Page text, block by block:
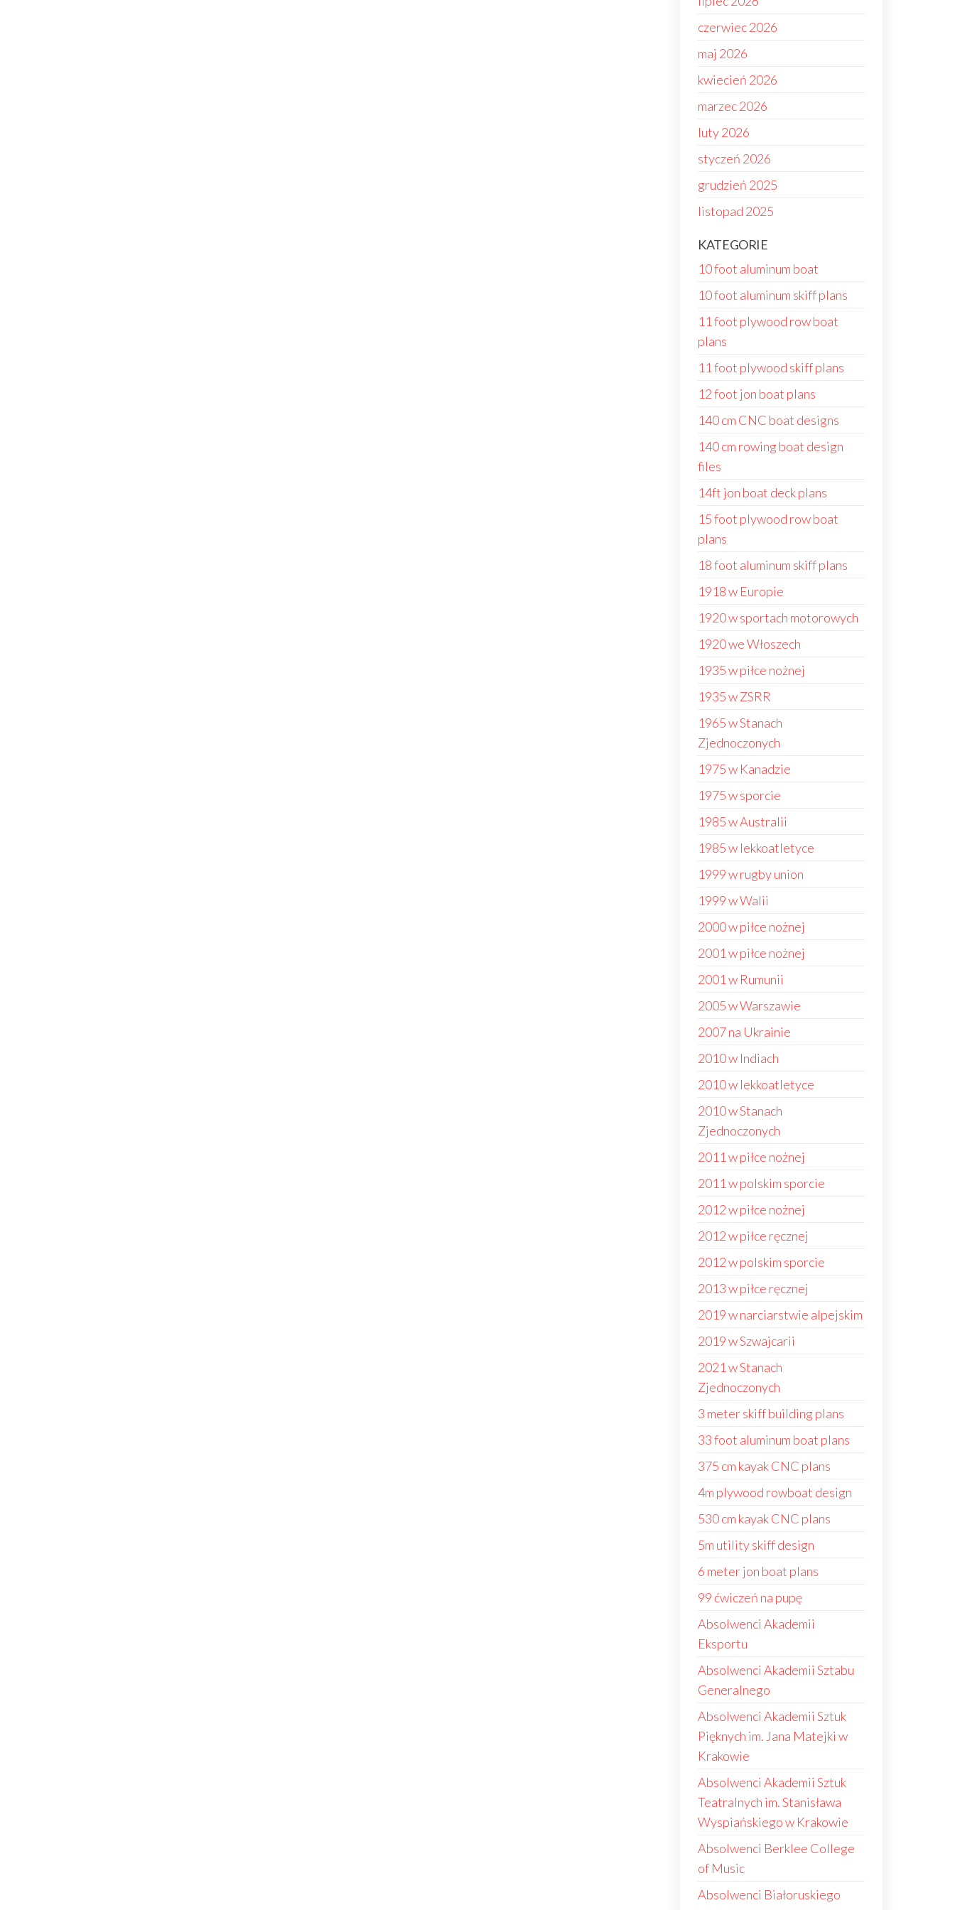
czerwiec 2026
maj 2026
kwiecień 2026
marzec 2026
luty 2026
styczeń 2026
grudzień 2025
listopad 2025
KATEGORIE
10 foot aluminum boat
10 foot aluminum skiff plans
11 foot plywood row boat
plans
11 foot plywood skiff plans
12 foot jon boat plans
140 cm CNC boat designs
140 cm rowing boat design
files
14ft jon boat deck plans
15 foot plywood row boat
plans
18 foot aluminum skiff plans
1918 w Europie
1920 w sportach motorowych
1920 we Włoszech
1935 w piłce nożnej
1935 w ZSRR
1965 w Stanach
Zjednoczonych
1975 w Kanadzie
1975 w sporcie
1985 w Australii
1985 w lekkoatletyce
1999 w rugby union
1999 w Walii
2000 w piłce nożnej
2001 w piłce nożnej
2001 w Rumunii
2005 w Warszawie
2007 na Ukrainie
2010 w Indiach
2010 w lekkoatletyce
2010 w Stanach
Zjednoczonych
2011 w piłce nożnej
2011 w polskim sporcie
2012 w piłce nożnej
2012 w piłce ręcznej
2012 w polskim sporcie
2013 w piłce ręcznej
2019 w narciarstwie alpejskim
2019 w Szwajcarii
2021 w Stanach
Zjednoczonych
3 meter skiff building plans
33 foot aluminum boat plans
375 cm kayak CNC plans
4m plywood rowboat design
530 cm kayak CNC plans
5m utility skiff design
6 meter jon boat plans
99 ćwiczeń na pupę
Absolwenci Akademii
Eksportu
Absolwenci Akademii Sztabu
Generalnego
Absolwenci Akademii Sztuk
Pięknych im. Jana Matejki w
Krakowie
Absolwenci Akademii Sztuk
Teatralnych im. Stanisława
Wyspiańskiego w Krakowie
Absolwenci Berklee College
of Music
Absolwenci Białoruskiego